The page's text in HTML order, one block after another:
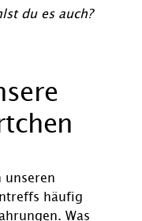
du es auch?
unseren
häufig
Was